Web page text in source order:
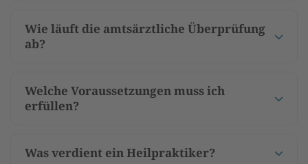
Wie läuft die amtsärztliche Überprüfung
ab?
Welche Voraussetzungen muss ich
erfüllen?
Was verdient ein Heilpraktiker?